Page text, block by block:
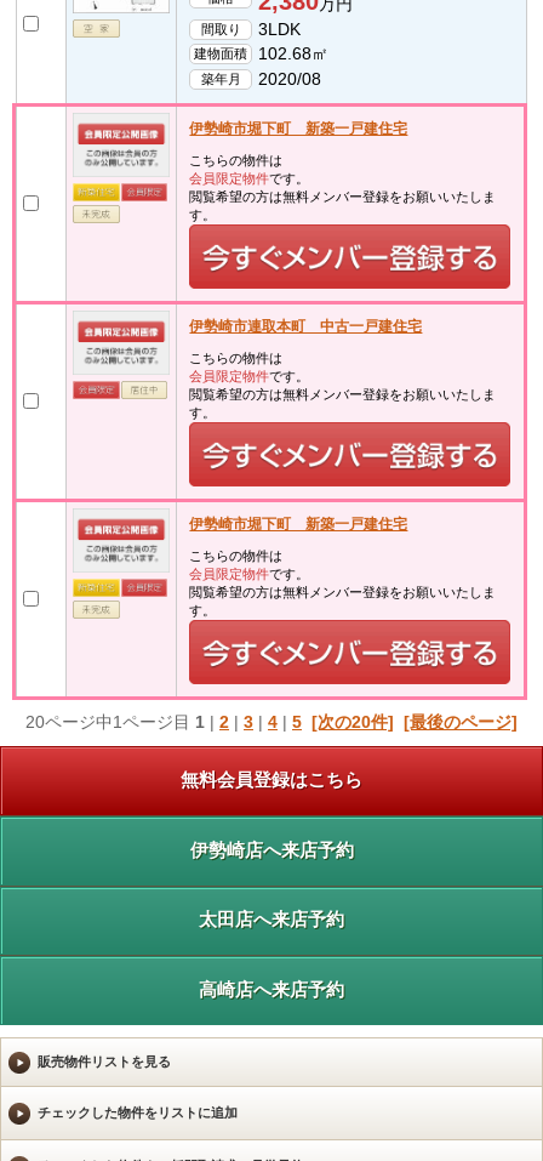
間取り 3LDK
建物面積 102.68㎡
築年月 2020/08
伊勢崎市堀下町 新築一戸建住宅
こちらの物件は
会員限定物件です。
閲覧希望の方は無料メンバー登録をお願いいたしま
す。
伊勢崎市連取本町 中古一戸建住宅
こちらの物件は
会員限定物件です。
閲覧希望の方は無料メンバー登録をお願いいたしま
す。
伊勢崎市堀下町 新築一戸建住宅
こちらの物件は
会員限定物件です。
閲覧希望の方は無料メンバー登録をお願いいたしま
す。
20ページ中1ページ目 1 | 2 | 3 | 4 | 5 [次の20件] [最後のページ]
無料会員登録はこちら
伊勢崎店へ来店予約
太田店へ来店予約
高崎店へ来店予約
販売物件リストを見る